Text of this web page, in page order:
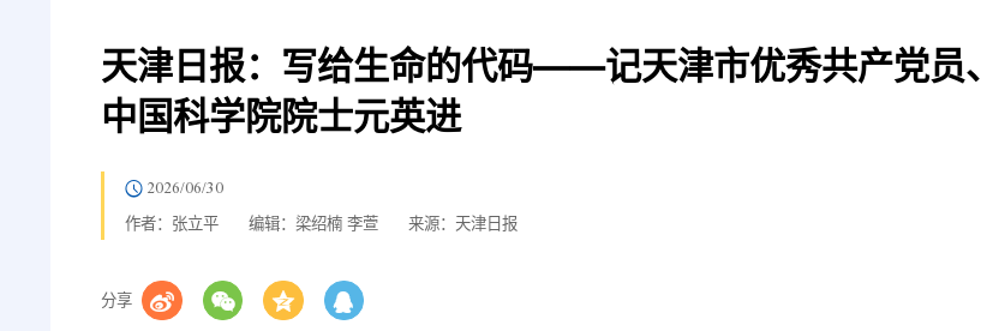
天津日报：写给生命的代码——记天津市优秀共产党员、
中国科学院院士元英进
2026/06/30
作者：张立平 编辑：梁绍楠 李萱 来源：天津日报
分享